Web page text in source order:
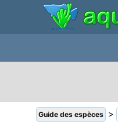
Guide des espèces >